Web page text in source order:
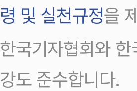
령 및 실천규정을
한국기자협회와
강도 준수합니다.